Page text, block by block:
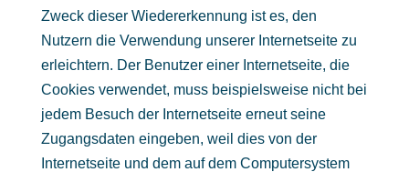
Zweck dieser Wiedererkennung ist es, den
Nutzern die Verwendung unserer Internetseite zu
erleichtern. Der Benutzer einer Internetseite, die
Cookies verwendet, muss beispielsweise nicht bei
jedem Besuch der Internetseite erneut seine
Zugangsdaten eingeben, weil dies von der
Internetseite und dem auf dem Computersystem